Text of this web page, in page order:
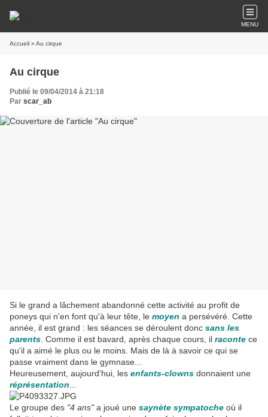
MENU
Accueil » Au cirque
Au cirque
Publié le 09/04/2014 à 21:18
Par scar_ab
Si le grand a lâchement abandonné cette activité au profit de
poneys qui n'en font qu'à leur tête, le moyen a persévéré. Cette
année, il est grand : les séances se déroulent donc sans les
parents . Comme il est bavard, après chaque cours, il raconte ce
qu'il a aimé le plus ou le moins. Mais de là à savoir ce qui se
passe vraiment dans le gymnase...
Heureusement, aujourd'hui, les enfants-clowns donnaient une
réprésentation
Le groupe des "4 ans"a joué une saynète sympatoche où il